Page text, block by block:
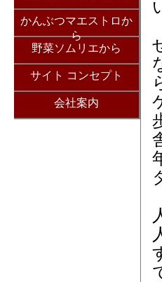
かんぶつマエストロか
ら
野菜ソムリエから
サイト コンセプト
会社案内